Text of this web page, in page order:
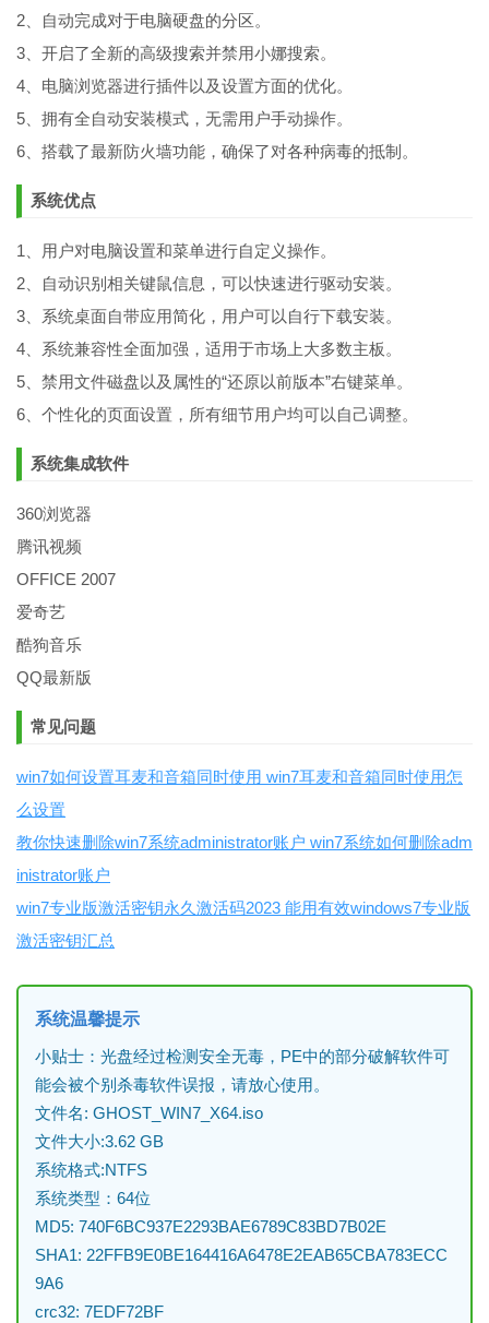
2、自动完成对于电脑硬盘的分区。
3、开启了全新的高级搜索并禁用小娜搜索。
4、电脑浏览器进行插件以及设置方面的优化。
5、拥有全自动安装模式，无需用户手动操作。
6、搭载了最新防火墙功能，确保了对各种病毒的抵制。
系统优点
1、用户对电脑设置和菜单进行自定义操作。
2、自动识别相关键鼠信息，可以快速进行驱动安装。
3、系统桌面自带应用简化，用户可以自行下载安装。
4、系统兼容性全面加强，适用于市场上大多数主板。
5、禁用文件磁盘以及属性的“还原以前版本”右键菜单。
6、个性化的页面设置，所有细节用户均可以自己调整。
系统集成软件
360浏览器
腾讯视频
OFFICE 2007
爱奇艺
酷狗音乐
QQ最新版
常见问题
win7如何设置耳麦和音箱同时使用 win7耳麦和音箱同时使用怎
么设置
教你快速删除win7系统administrator账户 win7系统如何删除adm
inistrator账户
win7专业版激活密钥永久激活码2023 能用有效windows7专业版
激活密钥汇总
系统温馨提示
小贴士：光盘经过检测安全无毒，PE中的部分破解软件可
能会被个别杀毒软件误报，请放心使用。
文件名: GHOST_WIN7_X64.iso
文件大小:3.62 GB
系统格式:NTFS
系统类型：64位
MD5: 740F6BC937E2293BAE6789C83BD7B02E
SHA1: 22FFB9E0BE164416A6478E2EAB65CBA783ECC
9A6
crc32: 7EDF72BF